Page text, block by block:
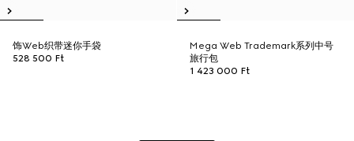
饰Web织带迷你手袋
528 500 Ft
Mega Web Trademark系列中号
旅行包
1 423 000 Ft